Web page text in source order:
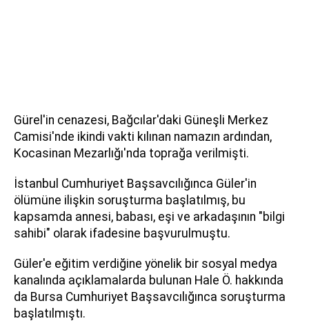
Gürel'in cenazesi, Bağcılar'daki Güneşli Merkez
Camisi'nde ikindi vakti kılınan namazın ardından,
Kocasinan Mezarlığı'nda toprağa verilmişti.
İstanbul Cumhuriyet Başsavcılığınca Güler'in
ölümüne ilişkin soruşturma başlatılmış, bu
kapsamda annesi, babası, eşi ve arkadaşının "bilgi
sahibi" olarak ifadesine başvurulmuştu.
Güler'e eğitim verdiğine yönelik bir sosyal medya
kanalında açıklamalarda bulunan Hale Ö. hakkında
da Bursa Cumhuriyet Başsavcılığınca soruşturma
başlatılmıştı.